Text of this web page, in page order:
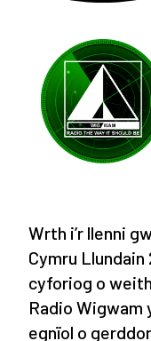
Wrth i’r llenni
Cymru
cyforiog o
Radio Wigwam
egnïol o